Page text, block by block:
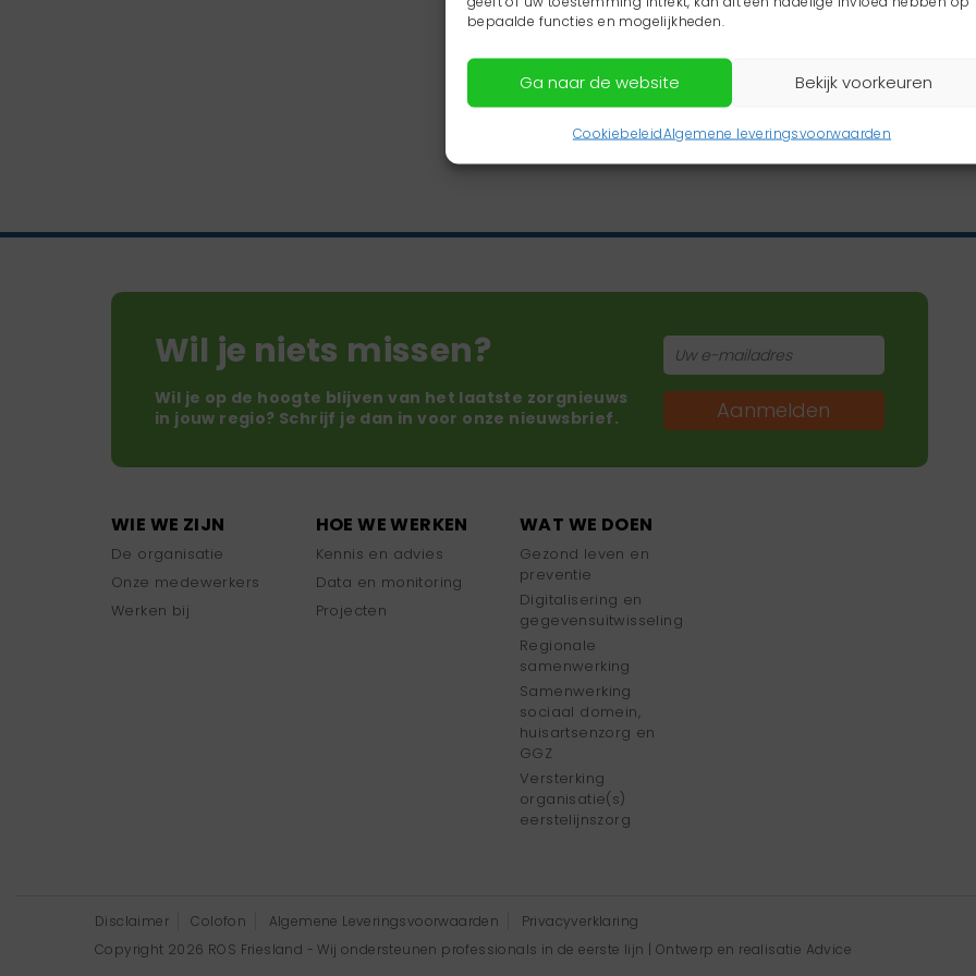
bepaalde functies en mogelijkheden.
Ga naar de website Bekijk voorkeuren
CookiebeleidAlgemene leveringsvoorwaarden
Wil je niets missen?
Wil je op de hoogte blijven van het laatste zorgnieuws
in jouw regio? Schrijf je dan in voor onze nieuwsbrief.
Aanmelden
WIE WE ZIJN
De organisatie
Onze medewerkers
Werken bij
HOE WE WERKEN
Kennis en advies
Data en monitoring
Projecten
WAT WE DOEN
Gezond leven en
preventie
Digitalisering en
gegevensuitwisseling
Regionale
samenwerking
Samenwerking
sociaal domein,
huisartsenzorg en
GGZ
Versterking
organisatie(s)
eerstelijnszorg
Disclaimer Colofon Algemene Leveringsvoorwaarden
Privacyverklaring
Copyright 2026 ROS Friesland - Wij ondersteunen professionals in de eerste lijn | Ontwerp en realisatie Advice